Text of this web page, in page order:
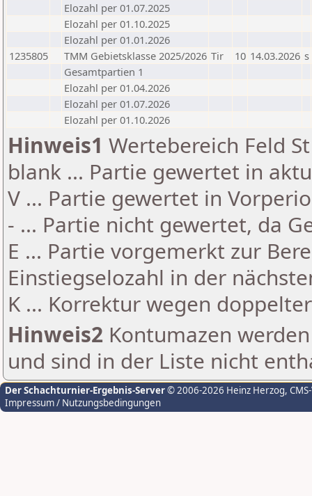
Elozahl per 01.07.2025
Elozahl per 01.10.2025
Elozahl per 01.01.2026
1235805
TMM Gebietsklasse 2025/2026 Tir 10 14.03.2026 s
Gesamtpartien 1
Elozahl per 01.04.2026
Elozahl per 01.07.2026
Elozahl per 01.10.2026
Hinweis1 Wertebereich Feld
blank ... Partie gewertet in
V ... Partie gewertet in
- ... Partie nicht gewertet, da
E ... Partie vorgemerkt zur
Einstiegselozahl in der
K ... Korrektur wegen
Hinweis2 Kontumazen
und sind in der Liste nicht
Der Schachturnier-Ergebnis-Server© 2006-2026 Heinz Herzog,
Impressum / Nutzungsbedingungen